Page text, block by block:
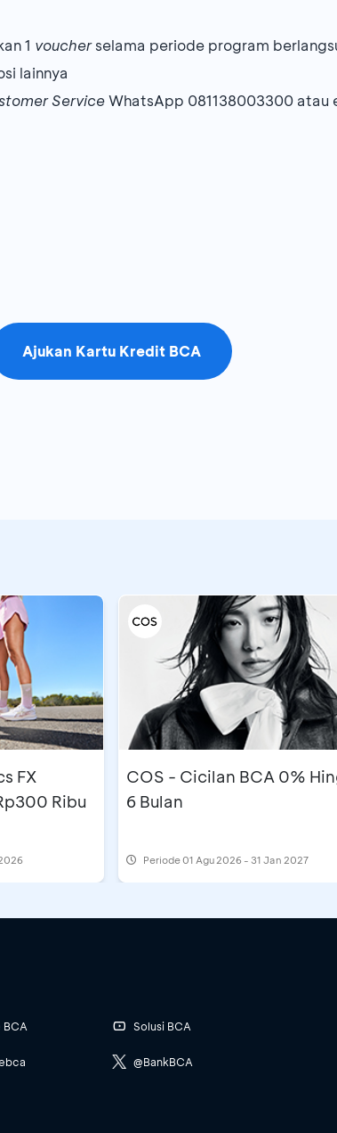
1 voucherselama periode program
lainnya
ServiceWhatsApp 081138003300 atau
Ajukan Kartu Kredit BCA
FX
Ribu
COS - Cicilan BCA 0%
6 Bulan
Periode01 Agu 2026 - 31 Jan 2027
Solusi BCA
@BankBCA